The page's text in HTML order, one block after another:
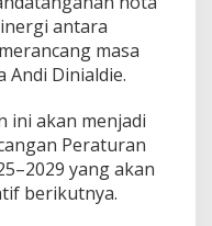
antara
masa
Andi Dinialdie.
ini akan menjadi
Peraturan
yang akan
berikutnya.